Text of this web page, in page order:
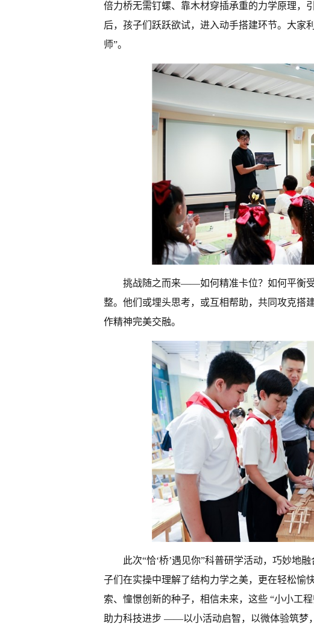
倍力桥无需钉螺、靠木材穿插承重的力学原理，
后，孩子们跃跃欲试，进入动手搭建环节。大家
师”。
挑战随之而来——如何精准卡位？如何平衡
整。他们或埋头思考，或互相帮助，共同攻克搭
作精神完美交融。
此次“恰‘桥’遇见你”科普研学活动，巧妙地
子们在实操中理解了结构力学之美，更在轻松愉
索、憧憬创新的种子，相信未来，这些 “小小工
助力科技进步 ——以小活动启智，以微体验筑梦